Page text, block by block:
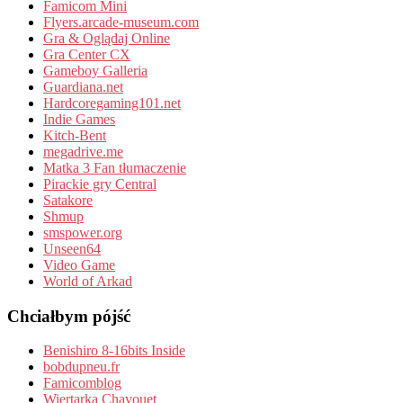
Famicom Mini
Flyers.arcade-museum.com
Gra & Oglądaj Online
Gra Center CX
Gameboy Galleria
Guardiana.net
Hardcoregaming101.net
Indie Games
Kitch-Bent
megadrive.me
Matka 3 Fan tłumaczenie
Pirackie gry Central
Satakore
Shmup
smspower.org
Unseen64
Video Game
World of Arkad
Chciałbym pójść
Benishiro 8-16bits Inside
bobdupneu.fr
Famicomblog
Wiertarka Chavouet